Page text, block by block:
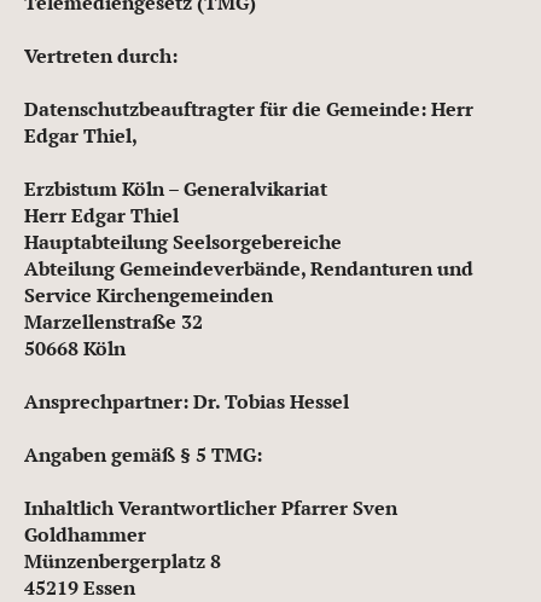
Vertreten durch:
Datenschutzbeauftragter für die Gemeinde: Herr
Edgar Thiel,
Erzbistum Köln – Generalvikariat
Herr Edgar Thiel
Hauptabteilung Seelsorgebereiche
Abteilung Gemeindeverbände, Rendanturen und
Service Kirchengemeinden
Marzellenstraße 32
50668 Köln
Ansprechpartner: Dr. Tobias Hessel
Angaben gemäß § 5 TMG:
Inhaltlich Verantwortlicher Pfarrer Sven
Goldhammer
Münzenbergerplatz 8
45219 Essen